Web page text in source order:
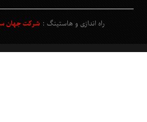
راه اندازی و هاستینگ :شرکت جهان